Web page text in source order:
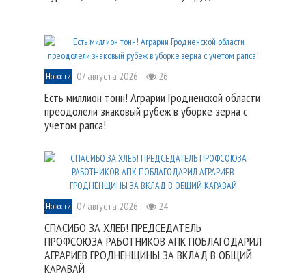
Новости 07 августа 2026 26
Есть миллион тонн! Аграрии Гродненской области
преодолели знаковый рубеж в уборке зерна с
учетом рапса!
Новости 07 августа 2026 24
СПАСИБО ЗА ХЛЕБ! ПРЕДСЕДАТЕЛЬ
ПРОФСОЮЗА РАБОТНИКОВ АПК ПОБЛАГОДАРИЛ
АГРАРИЕВ ГРОДНЕНЩИНЫ ЗА ВКЛАД В ОБЩИЙ
КАРАВАЙ